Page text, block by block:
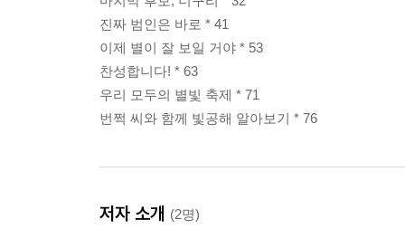
진짜 범인은 바로 * 41
이제 별이 잘 보일 거야 * 53
찬성합니다! * 63
우리 모두의 별빛 축제 * 71
번쩍 씨와 함께 빛공해 알아보기 * 76
저자 소개 (2명)